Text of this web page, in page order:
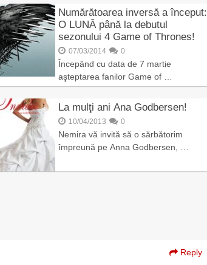
Numărătoarea inversă a început:
O LUNĂ până la debutul
sezonului 4 Game of Thrones!
07/03/2014 0
Începând cu data de 7 martie
aşteptarea fanilor Game of …
La mulţi ani Ana Godbersen!
10/04/2013 0
Nemira vă invită să o sărbătorim
împreună pe Anna Godbersen, …
Reply